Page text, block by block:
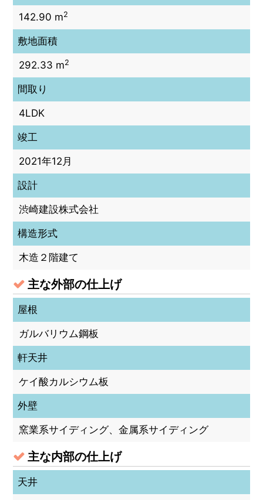
142.90 m2
敷地面積
292.33 m2
間取り
4LDK
竣工
2021年12月
設計
渋崎建設株式会社
構造形式
木造２階建て
主な外部の仕上げ
屋根
ガルバリウム鋼板
軒天井
ケイ酸カルシウム板
外壁
窯業系サイディング、金属系サイディング
主な内部の仕上げ
天井